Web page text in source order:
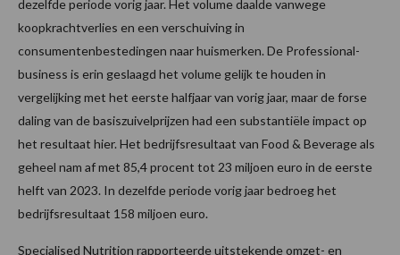
dezelfde periode vorig jaar. Het volume daalde vanwege
koopkrachtverlies en een verschuiving in
consumentenbestedingen naar huismerken. De Professional-
business is erin geslaagd het volume gelijk te houden in
vergelijking met het eerste halfjaar van vorig jaar, maar de forse
daling van de basiszuivelprijzen had een substantiële impact op
het resultaat hier. Het bedrijfsresultaat van Food & Beverage als
geheel nam af met 85,4 procent tot 23 miljoen euro in de eerste
helft van 2023. In dezelfde periode vorig jaar bedroeg het
bedrijfsresultaat 158 miljoen euro.
Specialised Nutrition rapporteerde uitstekende omzet- en